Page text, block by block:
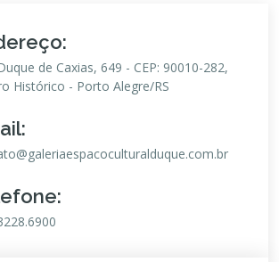
de Caxias, 649 - CEP: 90010-282,
Histórico - Porto Alegre/RS